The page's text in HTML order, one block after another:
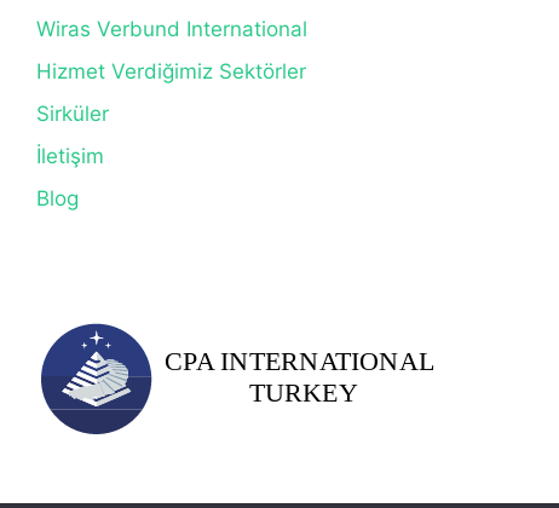
Wiras Verbund International
Hizmet Verdiğimiz Sektörler
Sirküler
İletişim
Blog